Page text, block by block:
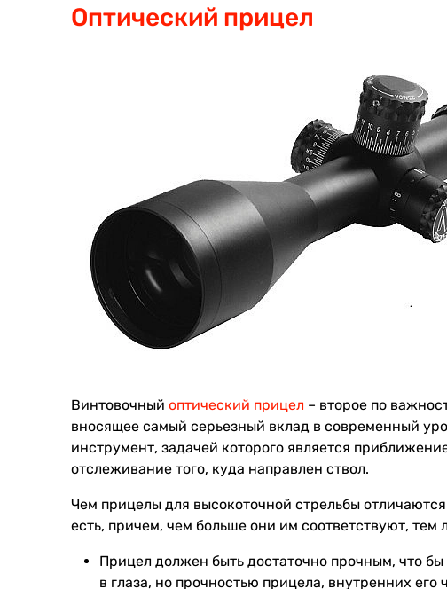
Оптический прицел
Винтовочный оптический прицел – второе по
вносящее самый серьезный вклад в современный
инструмент, задачей которого является
отслеживание того, куда направлен ствол.
Чем прицелы для высокоточной стрельбы
есть, причем, чем больше они им соответствуют, тем
Прицел должен быть достаточно прочным, что
в глаза, но прочностью прицела, внутренних